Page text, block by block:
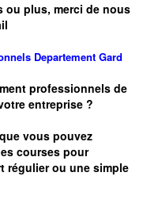
ou plus, merci de nous
Departement Gard
professionnels de
entreprise ?
vous pouvez
courses pour
régulierou une simple